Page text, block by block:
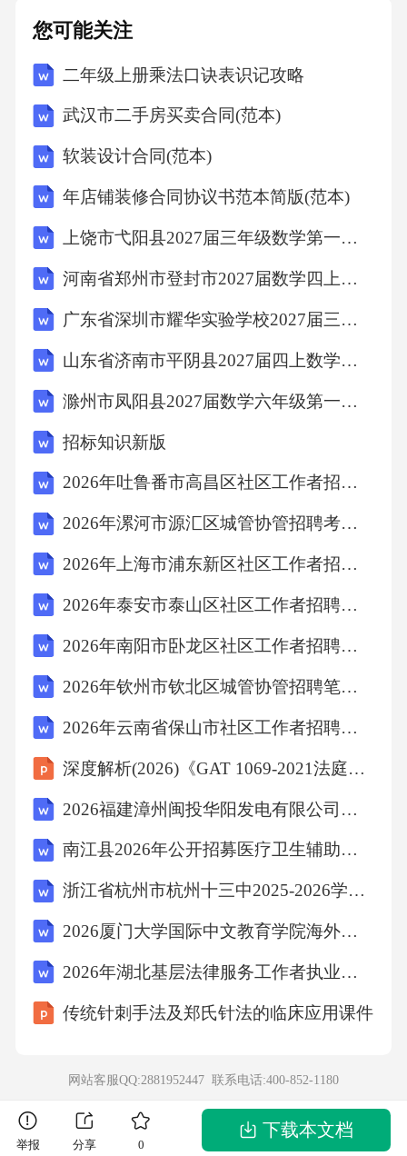
您可能关注
二年级上册乘法口诀表识记攻略
武汉市二手房买卖合同(范本)
软装设计合同(范本)
年店铺装修合同协议书范本简版(范本)
上饶市弋阳县2027届三年级数学第一学期期末学业水平测试试题含解析
河南省郑州市登封市2027届数学四上期末综合测试模拟试题含解析
广东省深圳市耀华实验学校2027届三上数学期末质量检测试题含解析
山东省济南市平阴县2027届四上数学期末监测试题含解析
滁州市凤阳县2027届数学六年级第一学期期末经典试题含解析
招标知识新版
2026年吐鲁番市高昌区社区工作者招聘笔试模拟试题及答案解析
2026年漯河市源汇区城管协管招聘考试备考试题及答案解析
2026年上海市浦东新区社区工作者招聘笔试参考试题及答案解析
2026年泰安市泰山区社区工作者招聘考试模拟试题及答案解析
2026年南阳市卧龙区社区工作者招聘考试备考题库及答案解析
2026年钦州市钦北区城管协管招聘笔试备考题库及答案解析
2026年云南省保山市社区工作者招聘考试参考试题及答案解析
深度解析(2026)《GAT 1069-2021法庭科学 电子物证手机检验技术规范》
2026福建漳州闽投华阳发电有限公司招聘43人笔试模拟试题及答案详解
南江县2026年公开招募医疗卫生辅助岗位及医务社会工作服务岗位人员（21人）笔试备考试题及答案详解
浙江省杭州市杭州十三中2025-2026学年下学期八年级科学期末模拟试卷
2026厦门大学国际中文教育学院海外教育学院行政人员招聘1人笔试备考题库及答案详解
2026年湖北基层法律服务工作者执业核准题库含答案
传统针刺手法及郑氏针法的临床应用课件
网站客服QQ:2881952447 联系电话:400-852-1180
举报 分享 0
下载本文档